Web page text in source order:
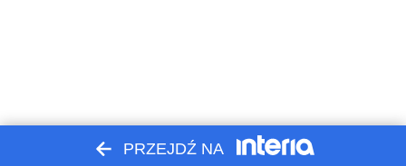
PRZEJDŹ NA